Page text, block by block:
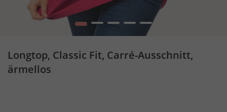
1 2 3 4 5
Longtop, Classic Fit, Carré-Ausschnitt,
ärmellos